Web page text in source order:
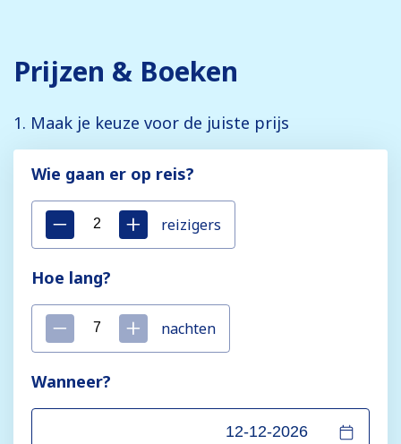
Prijzen & Boeken
1. Maak je keuze voor de juiste prijs
Wie gaan er op reis?
reizigers
Hoe lang?
nachten
Wanneer?